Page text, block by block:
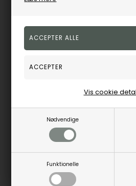
Nødvendige
Funktionelle
Vis cookie
PH-PH-L-S-B-M
Bestillingsvare
3-5